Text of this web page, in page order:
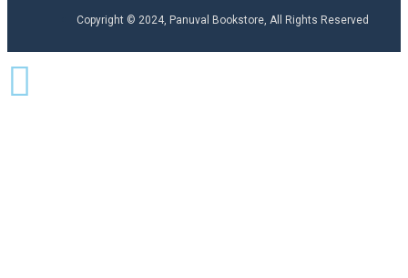
Copyright © 2024, Panuval Bookstore, All Rights Reserved